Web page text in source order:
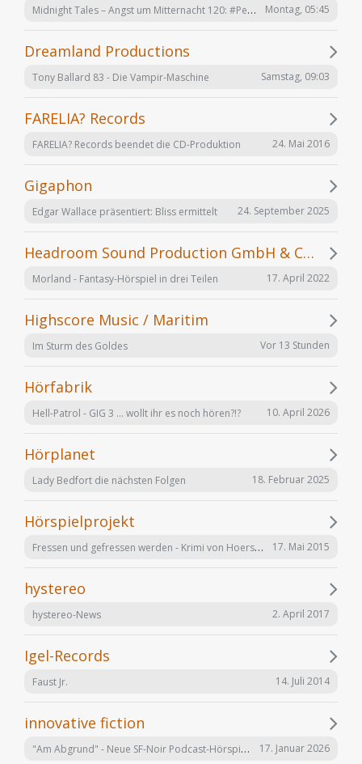
Midnight Tales – Angst um Mitternacht 120: #Penizitas ist real! (VÖ 7. August 2026) Montag, 05:45
Dreamland Productions
Tony Ballard 83 - Die Vampir-Maschine Samstag, 09:03
FARELIA? Records
FARELIA? Records beendet die CD-Produktion 24. Mai 2016
Gigaphon
Edgar Wallace präsentiert: Bliss ermittelt 24. September 2025
Headroom Sound Production GmbH & Co. KG
Morland - Fantasy-Hörspiel in drei Teilen 17. April 2022
Highscore Music / Maritim
Im Sturm des Goldes Vor 13 Stunden
Hörfabrik
Hell-Patrol - GIG 3 ... wollt ihr es noch hören?!? 10. April 2026
Hörplanet
Lady Bedfort die nächsten Folgen 18. Februar 2025
Hörspielprojekt
Fressen und gefressen werden - Krimi von Hoerspielprojekt.de 17. Mai 2015
hystereo
hystereo-News 2. April 2017
Igel-Records
Faust Jr. 14. Juli 2014
innovative fiction
"Am Abgrund" - Neue SF-Noir Podcast-Hörspielserie 17. Januar 2026